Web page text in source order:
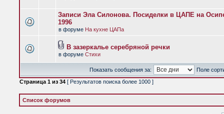
Записи Эла Силонова. Посиделки в ЦАПЕ на
1996
в форуме На кухне ЦАПа
В зазеркалье серебряной речки
в форуме Стихи
Показать сообщения за:
Поле
Страница 1 из 34 [ Результатов поиска более 1000 ]
Список форумов